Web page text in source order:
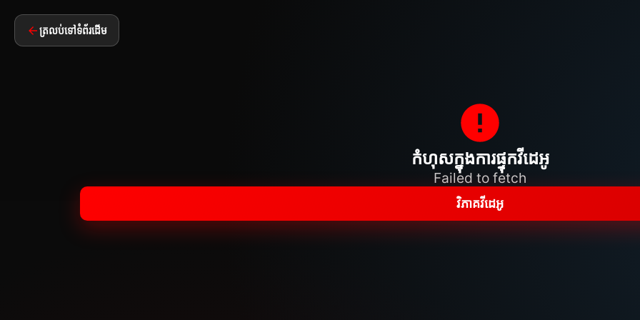
ត្រលប់ទៅទំព័រដើម
កំហុសក្នុងការផ្ទុកវីដេអូ
Failed to fetch
វិភាគវីដេអូ